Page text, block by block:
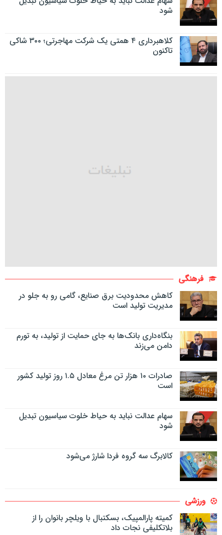
شود
کلاهبرداری ۴ همتی یک شرکت مهاجرتی؛ ۳۰۰ شاکی
تاکنون
فرهنگی
کاهش محدودیت برق صنایع، گامی رو به جلو در
مدیریت تولید است
بنگاه‌داری بانک‌ها به جای حمایت از تولید، به تورم
دامن می‌زند
صادرات ۱۰ هزار تن مرغ معادل ۱.۵ روز تولید کشور
است
سهام عدالت نباید به حیاط خلوت سیاسیون تبدیل
شود
کالابرگ سه گروه فردا شارژ می‌شود
ورزشی
کمیته پارالمپیک، بسکتبال با ویلچر بانوان را از
بلاتکلیفی نجات داد